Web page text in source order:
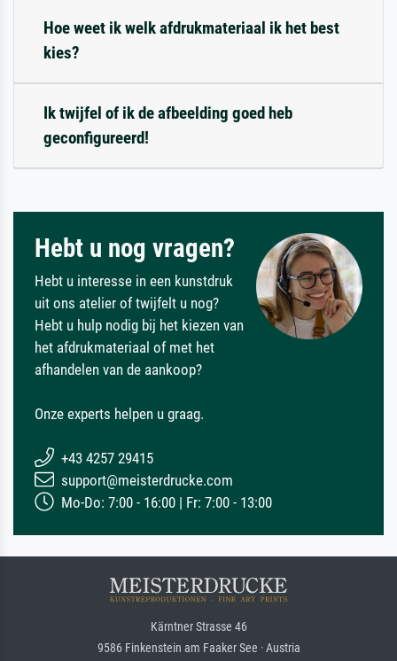
Hoe weet ik welk afdrukmateriaal ik het best
kies?
Ik twijfel of ik de afbeelding goed heb
geconfigureerd!
Hebt u nog vragen?
Hebt u interesse in een kunstdruk
uit ons atelier of twijfelt u nog?
Hebt u hulp nodig bij het kiezen van
het afdrukmateriaal of met het
afhandelen van de aankoop?
Onze experts helpen u graag.
+43 4257 29415
support@meisterdrucke.com
Mo-Do: 7:00 - 16:00 | Fr: 7:00 - 13:00
Kärntner Strasse 46
9586 Finkenstein am Faaker See · Austria